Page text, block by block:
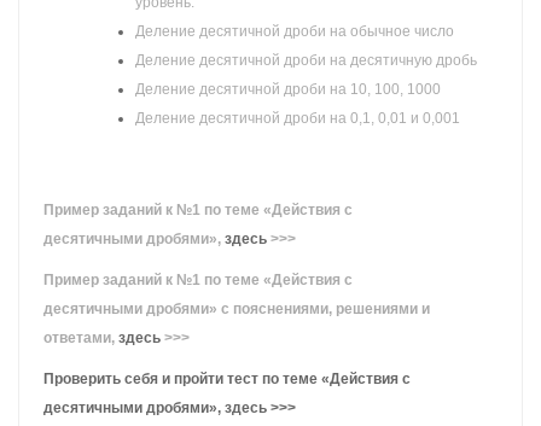
Деление десятичной дроби на обычное число
Деление десятичной дроби на десятичную дробь
Деление десятичной дроби на 10, 100, 1000
Деление десятичной дроби на 0,1, 0,01 и 0,001
Пример заданий к №1 по теме «Действия с
десятичными дробями», здесь >>>
Пример заданий к №1 по теме «Действия с
десятичными дробями» с пояснениями, решениями и
ответами, здесь >>>
Проверить себя и пройти тест по теме «Действия с
десятичными дробями», здесь >>>